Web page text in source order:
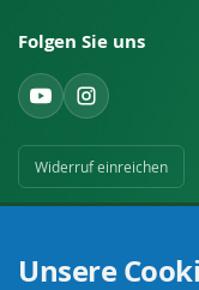
Folgen Sie uns
Widerruf einreichen
Unsere